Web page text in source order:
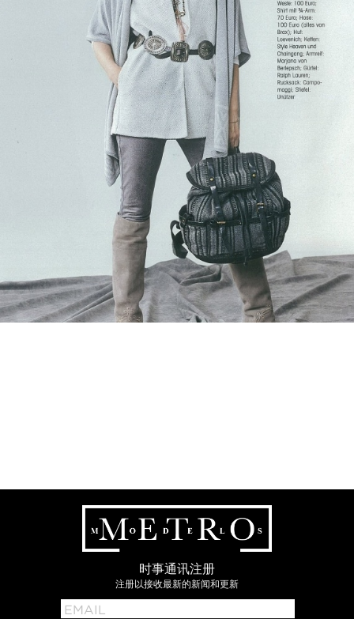
时事通讯注册
注册以接收最新的新闻和更新